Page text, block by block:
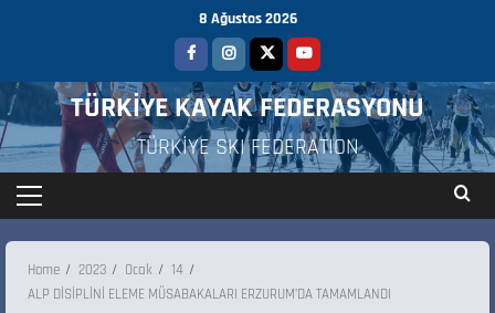
8 Ağustos 2026
TÜRKİYE KAYAK FEDERASYONU
TÜRKİYE SKI FEDERATION
Home 2023 Ocak
14
ALP DİSİPLİNİ ELEME MÜSABAKALARI ERZURUM’DA TAMAMLANDI